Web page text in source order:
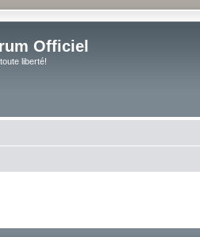
Officiel
liberté!